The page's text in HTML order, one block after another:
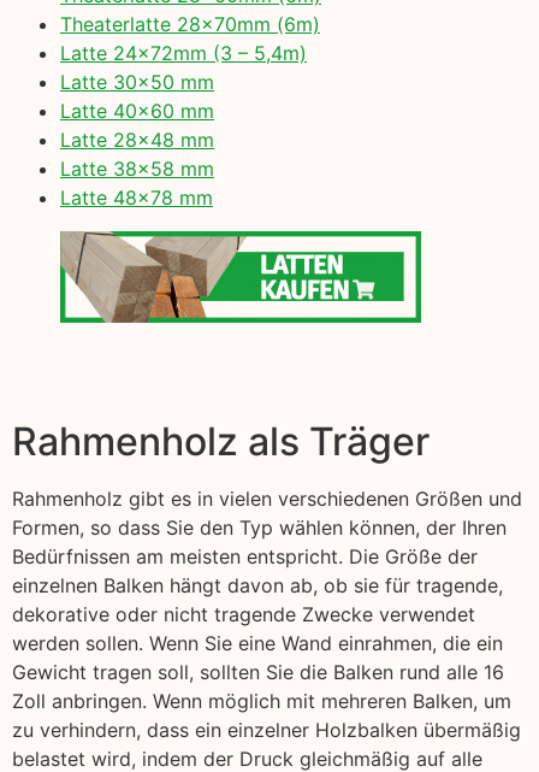
Theaterlatte 28x70mm (6m)
Latte 24x72mm (3 – 5,4m)
Latte 30×50 mm
Latte 40×60 mm
Latte 28×48 mm
Latte 38×58 mm
Latte 48×78 mm
Rahmenholz als Träger
Rahmenholz gibt es in vielen verschiedenen Größen und
Formen, so dass Sie den Typ wählen können, der Ihren
Bedürfnissen am meisten entspricht. Die Größe der
einzelnen Balken hängt davon ab, ob sie für tragende,
dekorative oder nicht tragende Zwecke verwendet
werden sollen. Wenn Sie eine Wand einrahmen, die ein
Gewicht tragen soll, sollten Sie die Balken rund alle 16
Zoll anbringen. Wenn möglich mit mehreren Balken, um
zu verhindern, dass ein einzelner Holzbalken übermäßig
belastet wird, indem der Druck gleichmäßig auf alle